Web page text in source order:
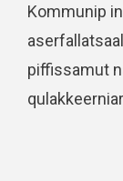
Kommunip
piffissamut